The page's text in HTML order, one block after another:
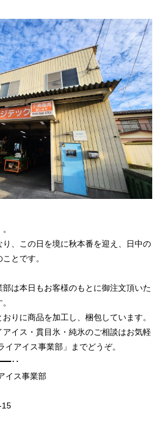
イアイス
の販売をしています
やすには？適切な
氷関連 価格改定の
2026.06.29
、この日を境に秋本番を迎え、日中の
とです。
は本日もお客様のもとに御注文頂いた
りに商品を加工し、梱包しています。
イス・貫目氷・純氷のご相談はお気軽
アイス事業部」までどうぞ。
･･
イス事業部
15